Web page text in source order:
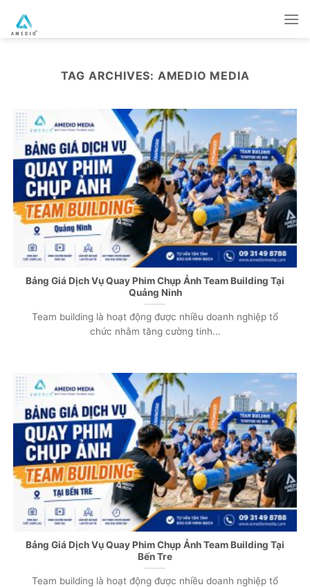
content
TAG ARCHIVES: AMEDIO MEDIA
Bảng Giá Dịch Vụ Quay Phim Chụp Ảnh Team Building Tại
Quảng Ninh
Team building là hoạt động được nhiều doanh nghiệp tổ
chức nhằm tăng cường tinh...
Bảng Giá Dịch Vụ Quay Phim Chụp Ảnh Team Building Tại
Bến Tre
Team building là hoạt động được nhiều doanh nghiệp tổ